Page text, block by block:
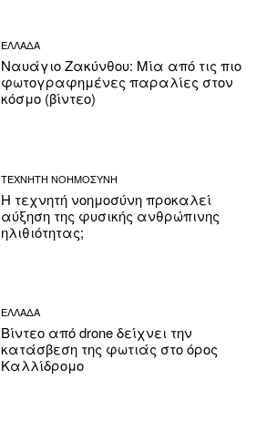
ΕΛΛΑΔΑ
Ναυάγιο Ζακύνθου: Μία από τις πιο
φωτογραφημένες παραλίες στον
κόσμο (βίντεο)
ΤΕΧΝΗΤΗ ΝΟΗΜΟΣΥΝΗ
Η τεχνητή νοημοσύνη προκαλεί
αύξηση της φυσικής ανθρώπινης
ηλιθιότητας;
ΕΛΛΑΔΑ
Βίντεο από drone δείχνει την
κατάσβεση της φωτιάς στο όρος
Καλλίδρομο